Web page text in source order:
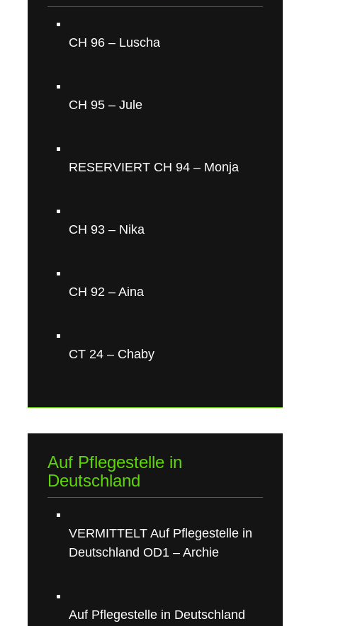
CH 96 – Luscha
CH 95 – Jule
RESERVIERT CH 94 – Monja
CH 93 – Nika
CH 92 – Aina
CT 24 – Chaby
Auf Pflegestelle in
Deutschland
VERMITTELT Auf Pflegestelle in
Deutschland OD1 – Archie
Auf Pflegestelle in Deutschland